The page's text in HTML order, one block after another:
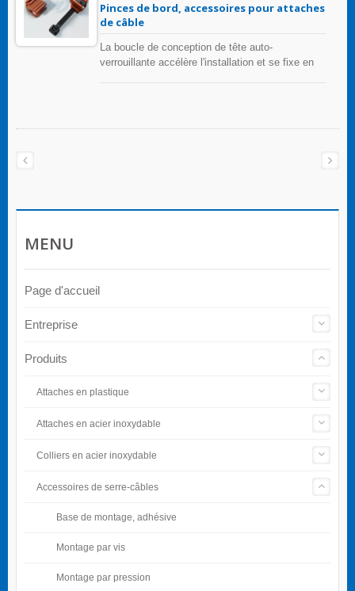
Pinces de bord, accessoires pour attaches
de câble
La boucle de conception de tête auto-
verrouillante accélère l'installation et se fixe en
MENU
Page d'accueil
Entreprise
Produits
Attaches en plastique
Attaches en acier inoxydable
Colliers en acier inoxydable
Accessoires de serre-câbles
Base de montage, adhésive
Montage par vis
Montage par pression